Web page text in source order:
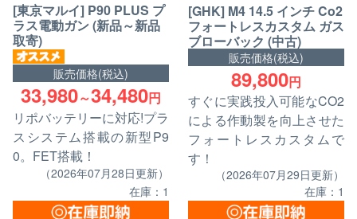
[東京マルイ] P90 PLUS プ
ラス電動ガン (新品～新品
取寄)
販売価格(税込)
33,980～34,480円
リポバッテリーに対応!プラ
スシステム搭載の新型P9
0。FET搭載！
（2026年07月28日更新）
在庫：1
[GHK] M4 14.5 インチ Co2
フォートレスカスタム ガス
ブローバック (中古)
販売価格(税込)
89,800円
すぐに実践投入可能なCO2
による作動製を向上させた
フォートレスカスタムで
す！
（2026年07月29日更新）
在庫：1